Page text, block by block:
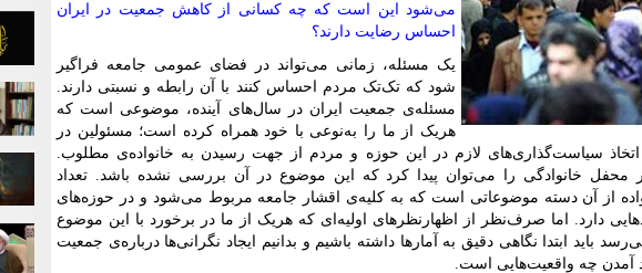
می‌شود این است که چه کسانی از کاهش جمعیت در ایران
احساس رضایت دارند؟
یک مسئله، زمانی می‌تواند در فضای عمومی جامعه فراگیر
شود که تک‌تک مردم احساس کنند با آن رابطه و نسبتی دارند.
مسئله‌ی جمعیت ایران در سال‌های آینده، موضوعی است که
هریک از ما را به‌نوعی با خود همراه کرده است؛ مسئولین در
سیاست‌گذاری‌های لازم در این حوزه و مردم از جهت رسیدن به خانواده‌‌ی مطلوب.
محفل خانوادگی را می‌توان پیدا کرد که این موضوع در آن بررسی نشده باشد. تعداد
از آن دسته موضوعاتی است که به کلیه‌ی اقشار جامعه مربوط می‌شود و در حوزه‌های
دارد. اما صرف‌نظر از اظهارنظر‌های اولیه‌ای که هریک از ما در برخورد با این موضوع
باید ابتدا نگاهی دقیق به آمارها داشته باشیم و بدانیم ایجاد نگرانی‌ها درباره‌ی جمعیت
آمدن چه واقعیت‌هایی است.